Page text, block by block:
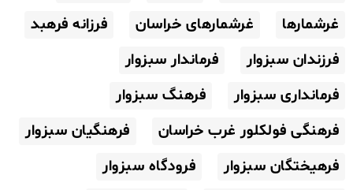
غرشمارها
غرشمارهای خراسان
فرزانه فرهبد
فرزندان سبزوار
فرماندار سبزوار
فرمانداری سبزوار
فرهنگ سبزوار
فرهنگی فولکلور غرب خراسان
فرهنگیان سبزوار
فرهیختگان سبزوار
فرودگاه سبزوار